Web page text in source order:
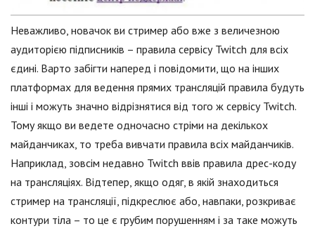
Неважливо, новачок ви стример або вже з величезною
аудиторією підписників – правила сервісу Twitch для всіх
єдині. Варто забігти наперед і повідомити, що на інших
платформах для ведення прямих трансляцій правила будуть
інші і можуть значно відрізнятися від того ж сервісу Twitch.
Тому якщо ви ведете одночасно стріми на декількох
майданчиках, то треба вивчати правила всіх майданчиків.
Наприклад, зовсім недавно Twitch ввів правила дрес-коду
на трансляціях. Відтепер, якщо одяг, в якій знаходиться
стример на трансляції, підкреслює або, навпаки, розкриває
контури тіла – то це є грубим порушенням і за таке можуть